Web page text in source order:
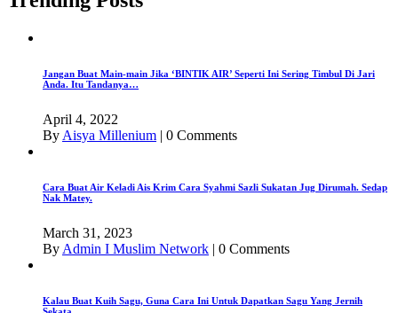
Jangan Buat Main-main Jika ‘BINTIK AIR’ Seperti Ini Sering Timbul Di Jari
Anda. Itu Tandanya…
April 4, 2022
By Aisya Millenium | 0 Comments
Cara Buat Air Keladi Ais Krim Cara Syahmi Sazli Sukatan Jug Dirumah. Sedap
Nak Matey.
March 31, 2023
By Admin I Muslim Network | 0 Comments
Kalau Buat Kuih Sagu, Guna Cara Ini Untuk Dapatkan Sagu Yang Jernih
Sekata.